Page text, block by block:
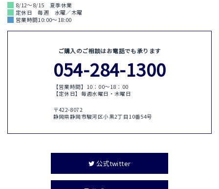
8/12～8/15 夏季休業
定休日 毎週 水曜／木曜
営業時間10:00～18:00
ご購入のご相談はお電話でも承ります
054-284-1300
【営業時間】10：00〜18：00
【定休日】毎週水曜日・木曜日
〒422-8072
静岡県静岡市駿河区小黒2丁目10番54号
公式twitter